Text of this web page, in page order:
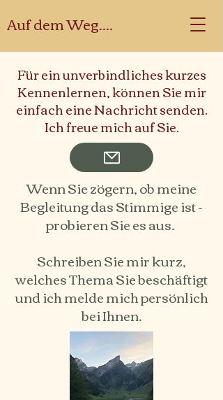
Auf dem Weg....
Für ein unverbindliches kurzes
Kennenlernen, können Sie mir
einfach eine Nachricht senden.
Ich freue mich auf Sie.
Wenn Sie zögern, ob meine
Begleitung das Stimmige ist -
probieren Sie es aus.
Schreiben Sie mir kurz,
welches Thema Sie beschäftigt
und ich melde mich persönlich
bei Ihnen.